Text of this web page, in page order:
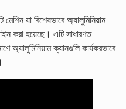
যা বিশেষভাবে অ্যালুমিনিয়াম
করা হয়েছে। এটি সাধারণত
অ্যালুমিনিয়াম ক্যানগুলি কার্যকরভাবে